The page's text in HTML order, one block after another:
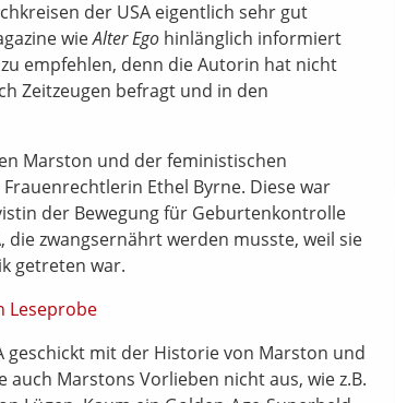
der USA eigentlich sehr gut
wieAlter Ego hinlänglich informiert
empfehlen, denn die Autorin hat nicht
Zeitzeugen befragt und in den
Marston und der feministischen
Ethel Byrne. Diese war
der Bewegung für Geburtenkontrolle
zwangsernährt werden musste, weil sie
getreten war.
geschickt mit der Historie von Marston und
Marstons Vorlieben nicht aus, wie z.B.